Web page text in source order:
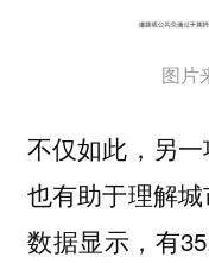
图片
不仅如此，另
也有助于理解城
数据显示，有